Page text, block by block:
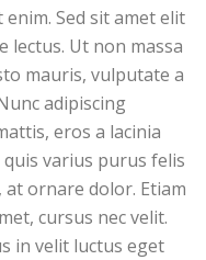
Sed sit amet elit
lectus. Ut non massa
mauris, vulputate a
adipiscing
eros a lacinia
varius purus felis
ornare dolor. Etiam
cursus nec velit.
in velit luctus eget